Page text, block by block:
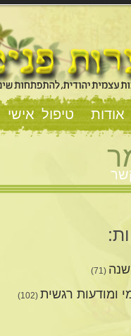
אודות טיפול אישי
(71)
ומודעות רגשית (102)